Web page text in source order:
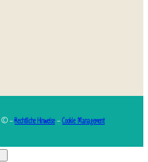
© –Rechtliche Hinweise–Cookie Management